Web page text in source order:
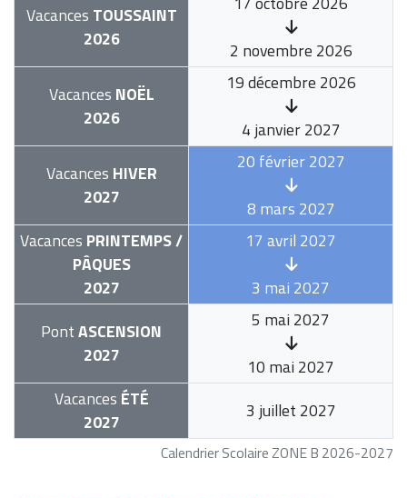
Calendrier Scolaire ZONE B 2026-2027
Vacances TOUSSAINT
2026
2 novembre 2026
Vacances NOËL
2026
19 décembre 2026
4 janvier 2027
Vacances HIVER
2027
20 février 2027
8 mars 2027
Vacances PRINTEMPS /
PÂQUES
2027
17 avril 2027
3 mai 2027
PontASCENSION
2027
5 mai 2027
10 mai 2027
Vacances ÉTÉ
2027
3 juillet 2027